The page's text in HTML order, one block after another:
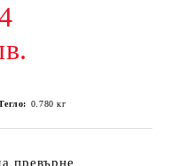
0.780 кг
превърне